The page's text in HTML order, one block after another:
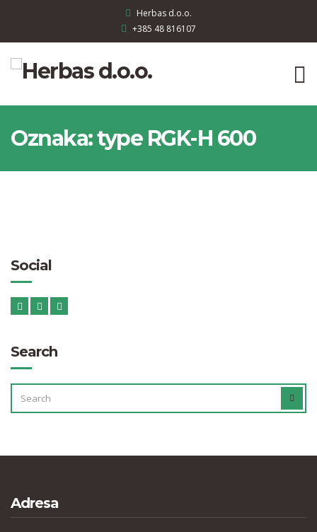
Herbas d.o.o.
+385 48 816107
Oznaka:type RGK-H 600
Social
Search
SEARCH
FOR:
Adresa